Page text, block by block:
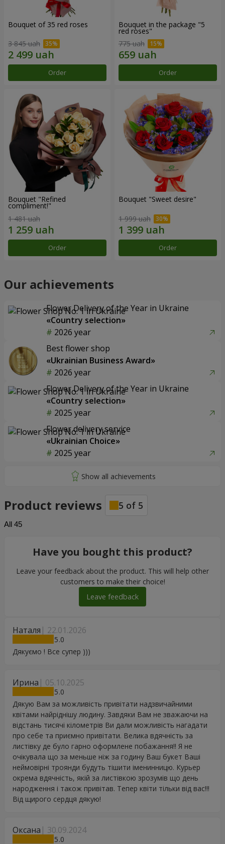
Bouquet of 35 red roses
3 845 uah
Order
Bouquet in the package "5
red roses"
775 uah
Order
Bouquet "Refined
compliment!"
1 481 uah
Order
Bouquet "Sweet desire"
1 999 uah
Order
Our achievements
Flower Delivery of the Year in Ukraine
«Country selection»
2026 year
Best flower shop
«Ukrainian Business Award»
2026 year
Flower Delivery of the Year in Ukraine
«Country selection»
2025 year
Flower delivery service
«Ukrainian Choice»
2025 year
Product reviews 5 of 5
All 45
Наталя 22.01.2026
5
Дякуємо ! Все супер )))
Ирина 05.10.2025
5
Дякую Вам за можливість привітати надзвичайними
квітами найріднішу людину. Завдяки Вам не зважаючи на
відстань тисячі кілометрів Ви дали можливість нагадати
про себе та приємно привітати. Велика вдячність за
листівку де було гарно оформлене побажання!! Я не
очікувала що за меньше ніж за годину Ваш букет Ваші
неймовірні троянди будуть тішити іменинницю. Курьер
окрема вдячність, якій за листівкою зрозумів що день
народження і також привітав. Тепер квіти тільки від вас!!!
Від щирого сердця дякую!
Оксана 30.09.2024
5
Have you bought this product?
Leave your feedback about the product. This will help other
customers to make their choice!
Leave feedback